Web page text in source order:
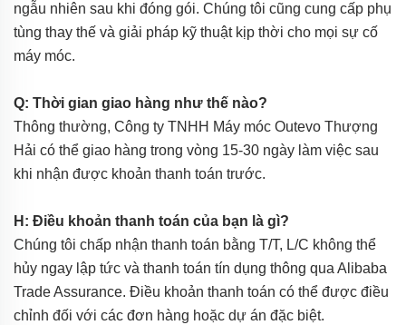
ngẫu nhiên sau khi đóng gói. Chúng tôi cũng cung cấp phụ
tùng thay thế và giải pháp kỹ thuật kịp thời cho mọi sự cố
máy móc.
Q: Thời gian giao hàng như thế nào?
Thông thường, Công ty TNHH Máy móc Outevo Thượng
Hải có thể giao hàng trong vòng 15-30 ngày làm việc sau
khi nhận được khoản thanh toán trước.
H: Điều khoản thanh toán của bạn là gì?
Chúng tôi chấp nhận thanh toán bằng T/T, L/C không thể
hủy ngay lập tức và thanh toán tín dụng thông qua Alibaba
Trade Assurance. Điều khoản thanh toán có thể được điều
chỉnh đối với các đơn hàng hoặc dự án đặc biệt.